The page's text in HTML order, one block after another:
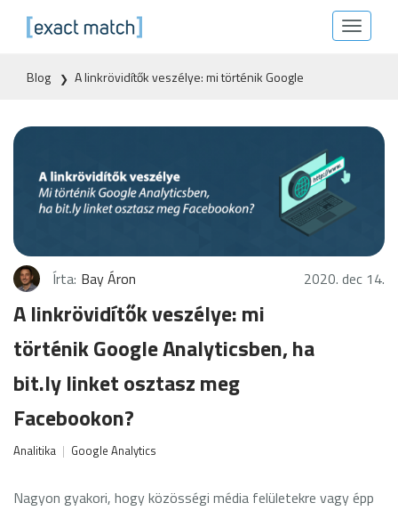
Toggle
Blog ❯ A linkrövidítők veszélye: mi történik Google
Írta: Bay Áron 2020. dec 14.
A linkrövidítők veszélye: mi
történik Google Analyticsben, ha
bit.ly linket osztasz meg
Facebookon?
Analitika | Google Analytics
Nagyon gyakori, hogy közösségi média felületekre vagy épp